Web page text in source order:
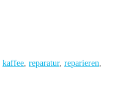
kaffee, reparatur, reparieren,